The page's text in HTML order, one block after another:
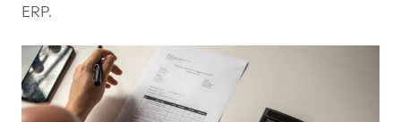
ERP.